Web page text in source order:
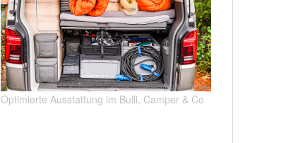
Optimierte Ausstattung im Bulli, Camper & Co